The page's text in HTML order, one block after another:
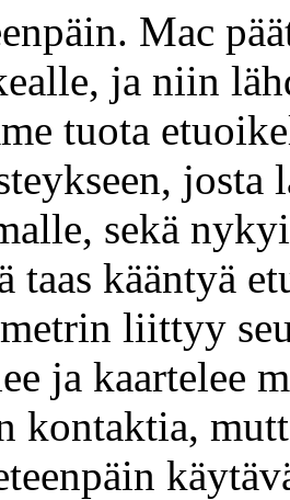
Mac
ja niin
tuota
josta
sekä
taas kääntyä
liittyy
ja kaartelee
kontaktia,